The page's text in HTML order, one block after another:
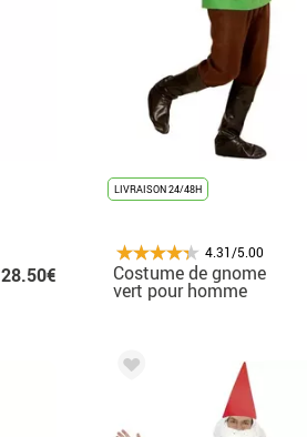
28.50€
LIVRAISON 24/48H
4.31/5.00
Costume de gnome
vert pour homme